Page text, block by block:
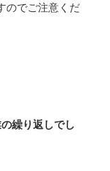
のでご注意くだ
繰り返しでし